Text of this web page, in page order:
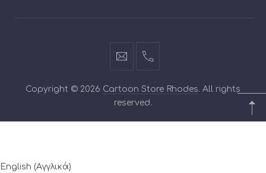
info@cartoontoys.gr
+30
70210
Copyright © 2026 Cartoon Store Rhodes. All rights
reserved.
English (Αγγλικά)